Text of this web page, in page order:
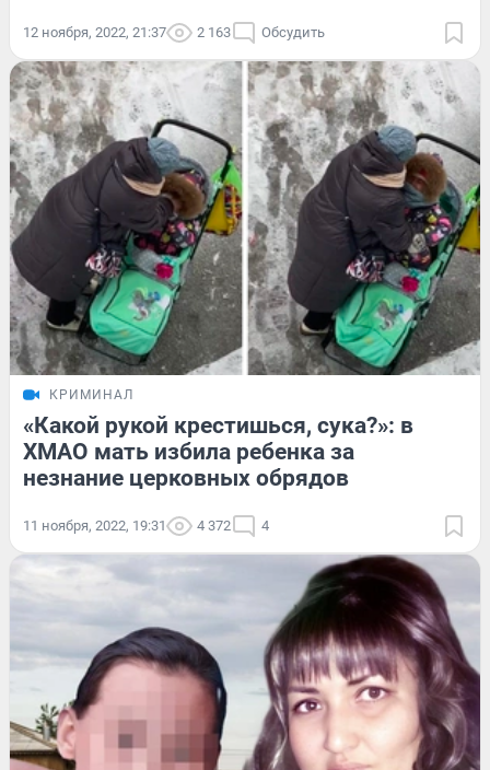
12 ноября, 2022, 21:37 2 163 Обсудить
КРИМИНАЛ
«Какой рукой крестишься, сука?»: в
ХМАО мать избила ребенка за
незнание церковных обрядов
11 ноября, 2022, 19:31 4 372 4